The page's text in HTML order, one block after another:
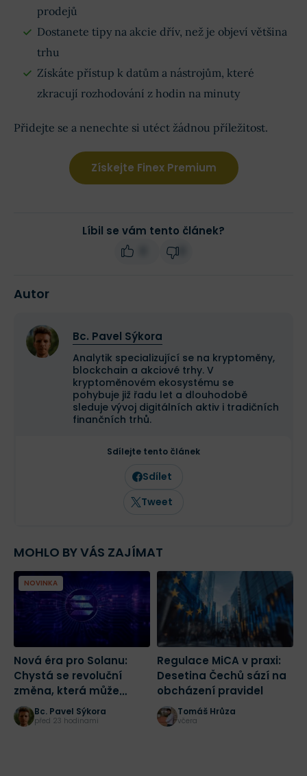
prodejů
Dostanete tipy na akcie dřív, než je objeví většina
trhu
Získáte přístup k datům a nástrojům, které
zkracují rozhodování z hodin na minuty
Přidejte se a nenechte si utéct žádnou příležitost.
Získejte Finex Premium
Líbil se vám tento článek?
Autor
Bc. Pavel Sýkora
Analytik specializující se na kryptoměny,
blockchain a akciové trhy. V
kryptoměnovém ekosystému se
pohybuje již řadu let a dlouhodobě
sleduje vývoj digitálních aktiv i tradičních
finančních trhů.
Sdílejte tento článek
Sdílet
Tweet
MOHLO BY VÁS ZAJÍMAT
NOVINKA
Nová éra pro Solanu:
Chystá se revoluční
změna, která může
spustit masivní růst
Bc. Pavel Sýkora
před 23 hodinami
Regulace MiCA v praxi:
Desetina Čechů sází na
obcházení pravidel
Tomáš Hrůza
včera